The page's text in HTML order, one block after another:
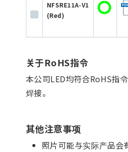
NFSRE11A-V1
(Red)
关于RoHS指令
本公司LED均符合RoHS指
焊接。
其他注意事项
照片可能与实际产品会